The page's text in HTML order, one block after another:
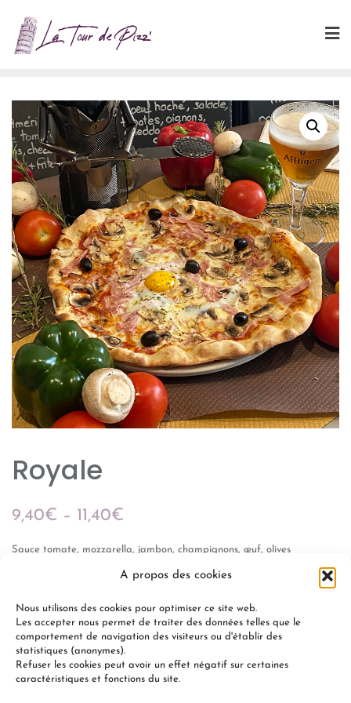
A propos des cookies
Nous utilisons des cookies pour optimiser ce site web.
Les accepter nous permet de traiter des données telles que le
comportement de navigation des visiteurs ou d'établir des
statistiques (anonymes).
Refuser les cookies peut avoir un effet négatif sur certaines
caractéristiques et fonctions du site.
Royale
9,40€ – 11,40€
Sauce tomate, mozzarella, jambon, champignons, œuf, olives
Gamme « Les Classiques »
+ - AJOUTER AU PANIER